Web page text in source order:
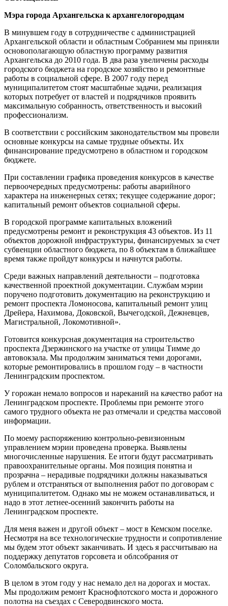
Мэра города Архангельска к архангелогородцам
В минувшем году в сотрудничестве с администрацией
Архангельской области и областным Собранием мы приняли
основополагающую областную программу развития
Архангельска до 2010 года. В два раза увеличены расходы
городского бюджета на городское хозяйство и ремонтные
работы в социальной сфере. В 2007 году перед
муниципалитетом стоят масштабные задачи, реализация
которых потребует от властей и подрядчиков проявить
максимальную собранность, ответственность и высокий
профессионализм.
В соответствии с российским законодательством мы провели
основные конкурсы на самые трудные объекты. Их
финансирование предусмотрено в областном и городском
бюджете.
При составлении графика проведения конкурсов в качестве
первоочередных предусмотрены: работы аварийного
характера на инженерных сетях; текущее содержание дорог;
капитальный ремонт объектов социальной сферы.
В городской программе капитальных вложений
предусмотрены ремонт и реконструкция 43 объектов. Из 11
объектов дорожной инфраструктуры, финансируемых за счет
субвенции областного бюджета, по 8 объектам в ближайшее
время также пройдут конкурсы и начнутся работы.
Среди важных направлений деятельности – подготовка
качественной проектной документации. Службам мэрии
поручено подготовить документацию на реконструкцию и
ремонт проспекта Ломоносова, капитальный ремонт улиц
Дрейера, Нахимова, Доковской, Вычегодской, Дежневцев,
Магистральной, Локомотивной».
Готовится конкурсная документация на строительство
проспекта Дзержинского на участке от улицы Тимме до
автовокзала. Мы продолжим заниматься теми дорогами,
которые ремонтировались в прошлом году – в частности
Ленинградским проспектом.
У горожан немало вопросов и нареканий на качество работ на
Ленинградском проспекте. Проблемы при ремонте этого
самого трудного объекта не раз отмечали и средства массовой
информации.
По моему распоряжению контрольно-ревизионным
управлением мэрии проведена проверка. Выявлены
многочисленные нарушения. Ее итоги будут рассматривать
правоохранительные органы. Моя позиция понятна и
прозрачна – нерадивые подрядчики должны наказываться
рублем и отстраняться от выполнения работ по договорам с
муниципалитетом. Однако мы не можем останавливаться, и
надо в этот летнее-осенний закончить работы на
Ленинградском проспекте.
Для меня важен и другой объект – мост в Кемском поселке.
Несмотря на все технологические трудности и сопротивление
мы будем этот объект заканчивать. И здесь я рассчитываю на
поддержку депутатов горсовета и облсобрания от
Соломбальского округа.
В целом в этом году у нас немало дел на дорогах и мостах.
Мы продолжим ремонт Краснофлотского моста и дорожного
полотна на съездах с Северодвинского моста.